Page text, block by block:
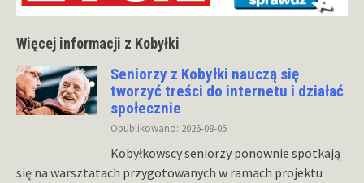
Więcej informacji z Kobyłki
Seniorzy z Kobyłki nauczą się
tworzyć treści do internetu i działać
społecznie
Opublikowano: 2026-08-05
Kobyłkowscy seniorzy ponownie spotkają
się na warsztatach przygotowanych w ramach projektu